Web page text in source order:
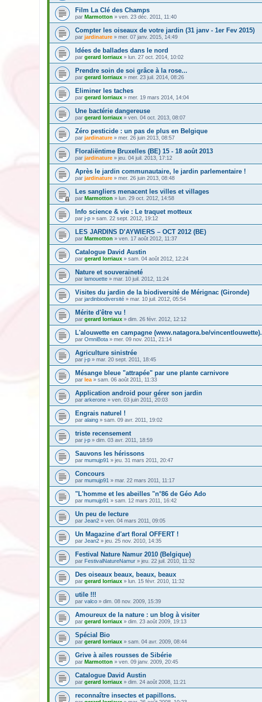
Film La Clé des Champs
par Marmotton » ven. 23 déc. 2011, 11:40
Compter les oiseaux de votre jardin (31 janv - 1er Fev 2015)
par jardinature » mer. 07 janv. 2015, 14:49
Idées de ballades dans le nord
par gerard lorriaux » lun. 27 oct. 2014, 10:02
Prendre soin de soi grâce à la rose...
par gerard lorriaux » mer. 23 juil. 2014, 08:26
Eliminer les taches
par gerard lorriaux » mer. 19 mars 2014, 14:04
Une bactérie dangereuse
par gerard lorriaux » ven. 04 oct. 2013, 08:07
Zéro pesticide : un pas de plus en Belgique
par jardinature » mer. 26 juin 2013, 08:57
Floraliëntime Bruxelles (BE) 15 - 18 août 2013
par jardinature » jeu. 04 juil. 2013, 17:12
Après le jardin communautaire, le jardin parlementaire !
par jardinature » mer. 26 juin 2013, 08:48
Les sangliers menacent les villes et villages
par Marmotton » lun. 29 oct. 2012, 14:58
Info science & vie : Le traquet motteux
par j-p » sam. 22 sept. 2012, 19:12
LES JARDINS D’AYWIERS – OCT 2012 (BE)
par Marmotton » ven. 17 août 2012, 11:37
Catalogue David Austin
par gerard lorriaux » sam. 04 août 2012, 12:24
Nature et souveraineté
par lamouette » mar. 10 juil. 2012, 11:24
Visites du jardin de la biodiversité de Mérignac (Gironde)
par jardinbiodiversité » mar. 10 juil. 2012, 05:54
Mérite d'être vu !
par gerard lorriaux » dim. 26 févr. 2012, 12:12
L'alouwette en campagne (www.natagora.be/vincentlouwette).
par OmniBota » mer. 09 nov. 2011, 21:14
Agriculture sinistrée
par j-p » mar. 20 sept. 2011, 18:45
Mésange bleue "attrapée" par une plante carnivore
par lea » sam. 06 août 2011, 11:33
Application android pour gérer son jardin
par arkerone » ven. 03 juin 2011, 20:03
Engrais naturel !
par alaing » sam. 09 avr. 2011, 19:02
triste recensement
par j-p » dim. 03 avr. 2011, 18:59
Sauvons les hérissons
par mumujp91 » jeu. 31 mars 2011, 20:47
Concours
par mumujp91 » mar. 22 mars 2011, 11:17
"L'homme et les abeilles "n°86 de Géo Ado
par mumujp91 » sam. 12 mars 2011, 16:42
Un peu de lecture
par Jean2 » ven. 04 mars 2011, 09:05
Un Magazine d'art floral OFFERT !
par Jean2 » jeu. 25 nov. 2010, 14:35
Festival Nature Namur 2010 (Belgique)
par FestivalNatureNamur » jeu. 22 juil. 2010, 11:32
Des oiseaux beaux, beaux, beaux
par gerard lorriaux » lun. 15 févr. 2010, 11:32
utile !!!
par valco » dim. 08 nov. 2009, 15:39
Amoureux de la nature : un blog à visiter
par gerard lorriaux » dim. 23 août 2009, 19:13
Spécial Bio
par gerard lorriaux » sam. 04 avr. 2009, 08:44
Grive à ailes rousses de Sibérie
par Marmotton » ven. 09 janv. 2009, 20:45
Catalogue David Austin
par gerard lorriaux » dim. 24 août 2008, 11:21
reconnaître insectes et papillons.